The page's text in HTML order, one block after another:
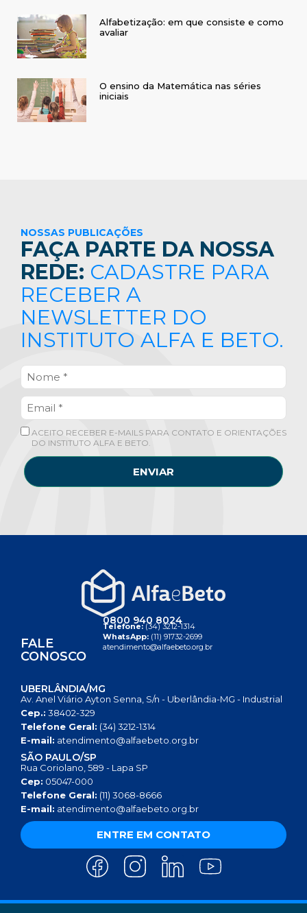
Alfabetização: em que consiste e como
avaliar
O ensino da Matemática nas séries
iniciais
NOSSAS PUBLICAÇÕES
FAÇA PARTE DA NOSSA
REDE: CADASTRE PARA
RECEBER A
NEWSLETTER DO
INSTITUTO ALFA E BETO.
ACEITO RECEBER E-MAILS PARA CONTATO E ORIENTAÇÕES
DO INSTITUTO ALFA E BETO.
ENVIAR
FALE
CONOSCO
0800 940 8024
Telefone:(34) 3212-1314
WhatsApp: (11) 91732-2699
atendimento@alfaebeto.org.br
UBERLÂNDIA/MG
Av. Anel Viário Ayton Senna, S/n - Uberlândia-MG - Industrial
Cep.: 38402-329
Telefone Geral: (34) 3212-1314
E-mail: atendimento@alfaebeto.org.br
SÃO PAULO/SP
Rua Coriolano, 589 - Lapa SP
Cep: 05047-000
Telefone Geral: (11) 3068-8666
E-mail: atendimento@alfaebeto.org.br
ENTRE EM CONTATO